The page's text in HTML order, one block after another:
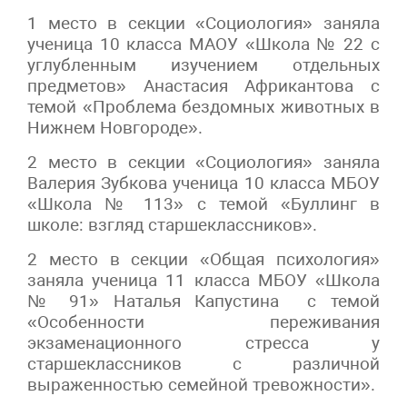
1 место в секции «Социология» заняла
ученица 10 класса МАОУ «Школа № 22 с
углубленным изучением отдельных
предметов» Анастасия Африкантова с
темой «Проблема бездомных животных в
Нижнем Новгороде».
2 место в секции «Социология» заняла
Валерия Зубкова ученица 10 класса МБОУ
«Школа № 113» с темой «Буллинг в
школе: взгляд старшеклассников».
2 место в секции «Общая психология»
заняла ученица 11 класса МБОУ «Школа
№ 91» Наталья Капустина с темой
«Особенности переживания
экзаменационного стресса у
старшеклассников с различной
выраженностью семейной тревожности».